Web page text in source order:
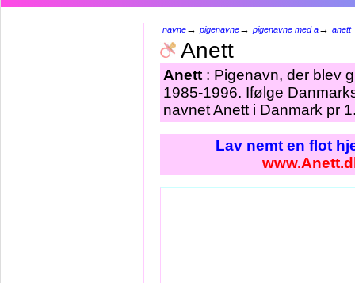
navne→ pigenavne→ pigenavne med a→ anett
Anett
Anett : Pigenavn, der blev
1985-1996. Ifølge
navnet Anett i Danmark pr
Lav nemt en flot